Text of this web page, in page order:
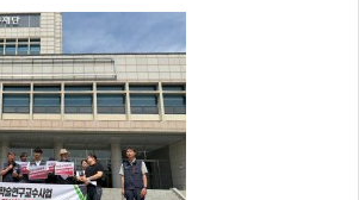
분회자료